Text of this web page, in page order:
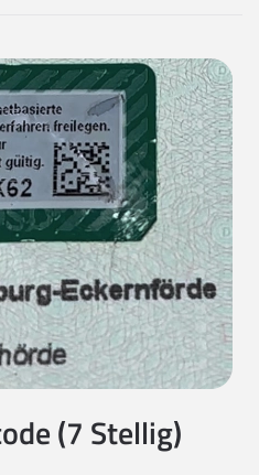
(7 Stellig)